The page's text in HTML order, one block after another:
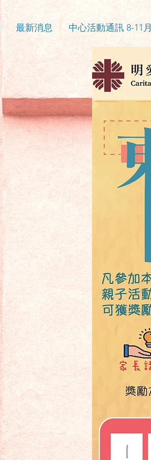
最新消息 中心活動通訊 8-11月